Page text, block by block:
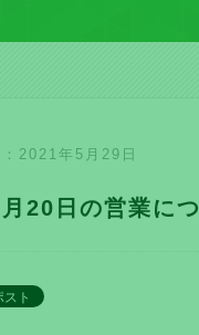
2021年5月29日
20日の営業に